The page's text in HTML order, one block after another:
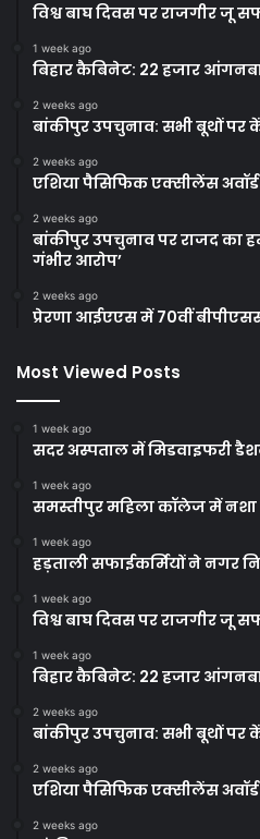
विश्व बाघ दिवस पर राजगीर जू
1 week ago
बिहार कैबिनेट: 22 हजार
2 weeks ago
बांकीपुर उपचुनाव: सभी बूथों पर
2 weeks ago
एशिया पैसिफिक एक्सीलेंस
2 weeks ago
बांकीपुर उपचुनाव पर राजद का
गंभीर आरोप’
2 weeks ago
प्रेरणा आईएएस में 70वीं
Most Viewed Posts
1 week ago
सदर अस्पताल में मिडवाइफरी
1 week ago
समस्तीपुर महिला कॉलेज में नशा
1 week ago
हड़ताली सफाईकर्मियों ने नगर
1 week ago
विश्व बाघ दिवस पर राजगीर जू
1 week ago
बिहार कैबिनेट: 22 हजार
2 weeks ago
बांकीपुर उपचुनाव: सभी बूथों पर
2 weeks ago
एशिया पैसिफिक एक्सीलेंस
2 weeks ago